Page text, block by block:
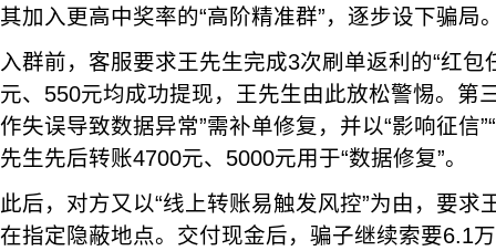
其加入更高中奖率的“高阶精准群”，逐步设下骗局
入群前，客服要求王先生完成3次刷单返利的“红包
元、550元均成功提现，王先生由此放松警惕。第
作失误导致数据异常”需补单修复，并以“影响征信
先生先后转账4700元、5000元用于“数据修复”。
此后，对方又以“线上转账易触发风控”为由，要求
在指定隐蔽地点。交付现金后，骗子继续索要6.1